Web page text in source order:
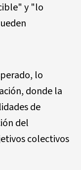
y "lo
lo
donde la
de
del
colectivos